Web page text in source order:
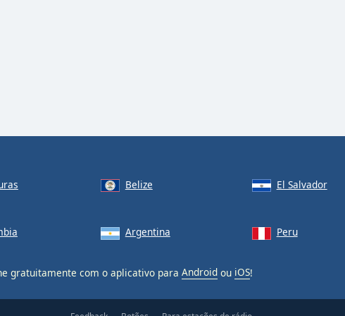
Belize El Salvador
Argentina Peru
gratuitamente com o aplicativo para Android ou iOS!